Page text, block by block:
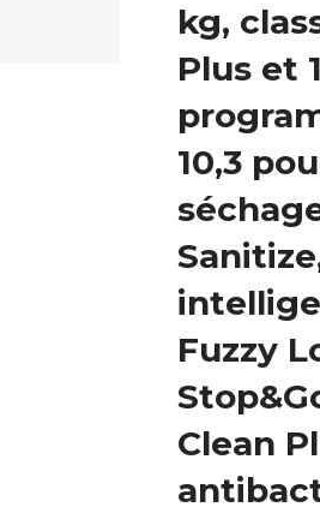
kg,
Plus et
10,3
Fuzzy
Clean